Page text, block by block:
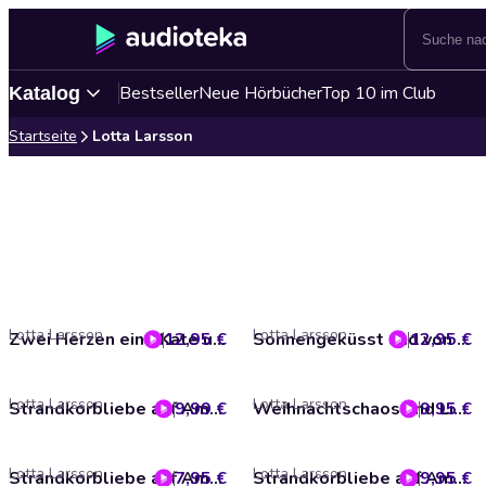
Katalog BestsellerNeue HörbücherTop 10 im Club
Startseite Lotta Larsson
Zwei Herzen eine Kate und ein bisschen Wind
Lotta Larsson 12,95 € Sonnengeküsst und von dir geträumt
Lotta Larsson 12,95 €
Strandkorbliebe auf Amrum - Emma
Lotta Larsson 9,99 € Weihnachtschaos und Liebesglück auf Sylt
Lotta Larsson 9,95 €
Strandkorbliebe auf Amrum - Weihnachtszauber
Lotta Larsson 7,95 € Strandkorbliebe auf Amrum - Leevke
Lotta Larsson 9,95 €